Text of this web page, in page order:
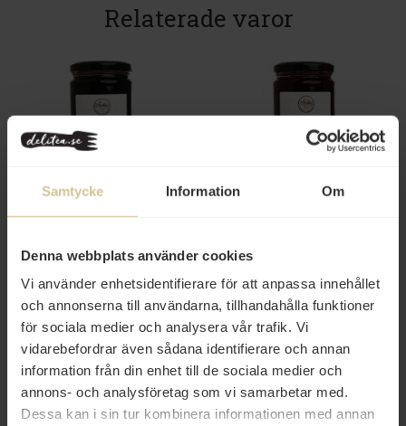
Samtycke Information Om
Denna webbplats använder cookies
Vi använder enhetsidentifierare för att anpassa innehållet
och annonserna till användarna, tillhandahålla funktioner
för sociala medier och analysera vår trafik. Vi
vidarebefordrar även sådana identifierare och annan
information från din enhet till de sociala medier och
annons- och analysföretag som vi samarbetar med.
Dessa kan i sin tur kombinera informationen med annan
Relaterade varor
Ånäbben Lyxsylt 420g
Från samma varumärke